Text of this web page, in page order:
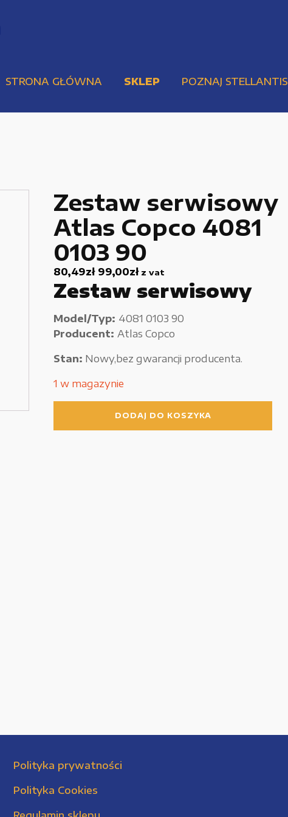
STRONA GŁÓWNA SKLEP POZNAJ STELLANTIS
Pompy i przekładnie
Urządzenia elektryczne
Używane narzędzia warsztatowe
Zestaw serwisowy
Atlas Copco 4081
0103 90
80,49zł 99,00złz vat
Zestaw serwisowy
Model/Typ: 4081 0103 90
Producent: Atlas Copco
Stan: Nowy,bez gwarancji producenta.
1 w magazynie
DODAJ DO KOSZYKA
Polityka prywatności
Polityka Cookies